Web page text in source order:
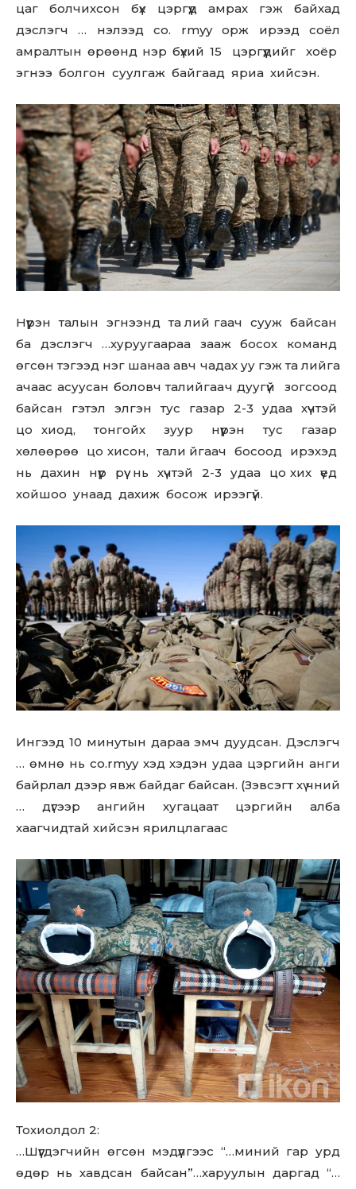
цаг болчихсон бүх цэргүүд амрах гэж байхад
дэслэгч … нэлээд co. rmyy орж ирээд соёл
амралтын өрөөнд нэр бүхий 15 цэргүүдийг хоёр
эгнээ болгон суулгаж байгаад яриа хийсэн.
Нүүрэн талын эгнээнд та лий гаач сууж байсан
ба дэслэгч …хуруугаараа зааж босох команд
өгсөн тэгээд нэг шанаа авч чадах уу гэж та лийга
ачаас асуусан боловч талийгаач дуугүй зогсоод
байсан гэтэл элгэн тус газар 2-3 удаа хүчтэй
цо хиод, тонгойх зуур нүүрэн тус газар
хөлөөрөө цо хисон, тали йгаач босоод ирэхэд
нь дахин нүүр рүү нь хүчтэй 2-3 удаа цо хих үед
хойшоо унаад дахиж босож ирээгүй.
Ингээд 10 минутын дараа эмч дуудсан. Дэслэгч
… өмнө нь co.rmyy хэд хэдэн удаа цэргийн анги
байрлал дээр явж байдаг байсан. (Зэвсэгт хү чний
… дүгээр ангийн хугацаат цэргийн алба
хаагчидтай хийсэн ярилцлагаас
Тохиолдол 2:
…Шүүгдэгчийн өгсөн мэдүүлгээс “…миний гар урд
өдөр нь хавдсан байсан”…харуулын даргад “…